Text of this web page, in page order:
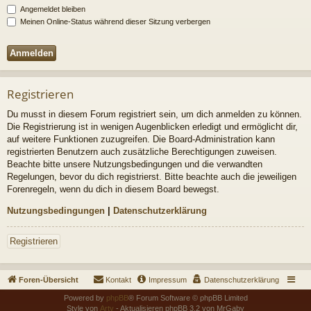
Angemeldet bleiben
Meinen Online-Status während dieser Sitzung verbergen
Registrieren
Du musst in diesem Forum registriert sein, um dich anmelden zu können.
Die Registrierung ist in wenigen Augenblicken erledigt und ermöglicht dir,
auf weitere Funktionen zuzugreifen. Die Board-Administration kann
registrierten Benutzern auch zusätzliche Berechtigungen zuweisen.
Beachte bitte unsere Nutzungsbedingungen und die verwandten
Regelungen, bevor du dich registrierst. Bitte beachte auch die jeweiligen
Forenregeln, wenn du dich in diesem Board bewegst.
Nutzungsbedingungen | Datenschutzerklärung
Registrieren
Foren-Übersicht Datenschutzerklärung
Impressum
Kontakt
Powered by phpBB® Forum Software © phpBB Limited
Style von Arty - Aktualisieren phpBB 3.2 von MrGaby